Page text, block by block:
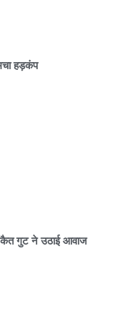
हड़कंप
गुट ने उठाई आवाज